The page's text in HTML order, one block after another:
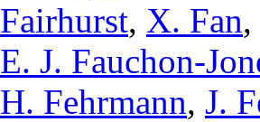
Fairhurst, X. Fan,
E. J. Fauchon-
H. Fehrmann, J.